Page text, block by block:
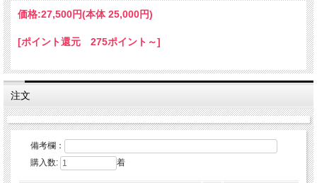
価格:27,500円(本体 25,000円)
[ポイント還元 275ポイント～]
注文
備考欄：
購入数:
着